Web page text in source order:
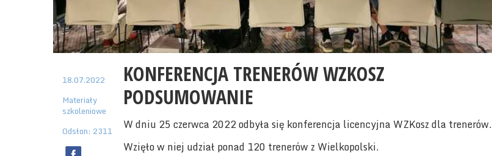
18.07.2022
Materiały
szkoleniowe
Odsłon: 2311
KONFERENCJA TRENERÓW WZKOSZ
PODSUMOWANIE
W dniu 25 czerwca 2022 odbyła się konferencja licencyjna WZKosz dla trenerów.
Wzięło w niej udział ponad 120 trenerów z Wielkopolski.